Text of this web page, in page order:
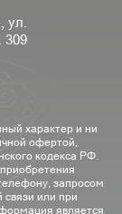
ул.
309
характер и ни
офертой,
кодекса РФ.
запросом
связи или при
является